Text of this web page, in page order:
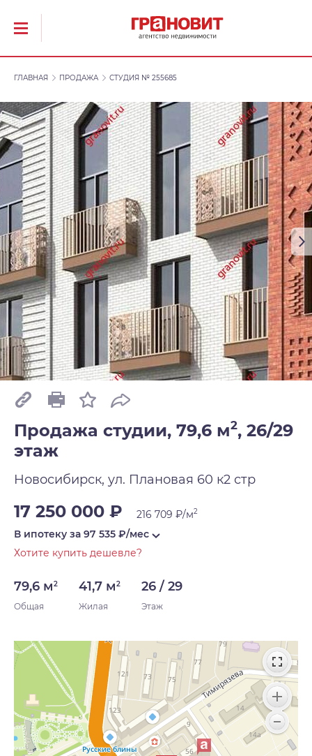
ГЛАВНАЯ ПРОДАЖА СТУДИЯ № 255685
Продажа студии, 79,6 м2, 26/29
этаж
Новосибирск, ул. Плановая 60 к2 стр
17 250 000 ₽ 216 709 ₽/м2
В ипотеку за 97 535 ₽/мес
Хотите купить дешевле?
79,6 м2
Общая
41,7 м2
Жилая
26 / 29
Этаж